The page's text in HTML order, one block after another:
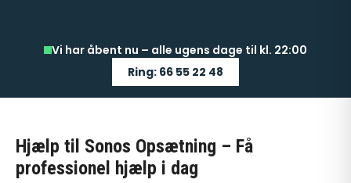
Vi har åbent nu – alle ugens dage til kl. 22:00
Ring: 66 55 22 48
Hjælp til Sonos Opsætning – Få
professionel hjælp i dag